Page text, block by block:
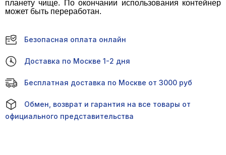
планету чище. По окончании использования контейнер
может быть переработан.
Безопасная оплата онлайн
Доставка по Москве 1-2 дня
Бесплатная доставка по Москве от 3000 руб
Обмен, возврат и гарантия на все товары от
официального представительства